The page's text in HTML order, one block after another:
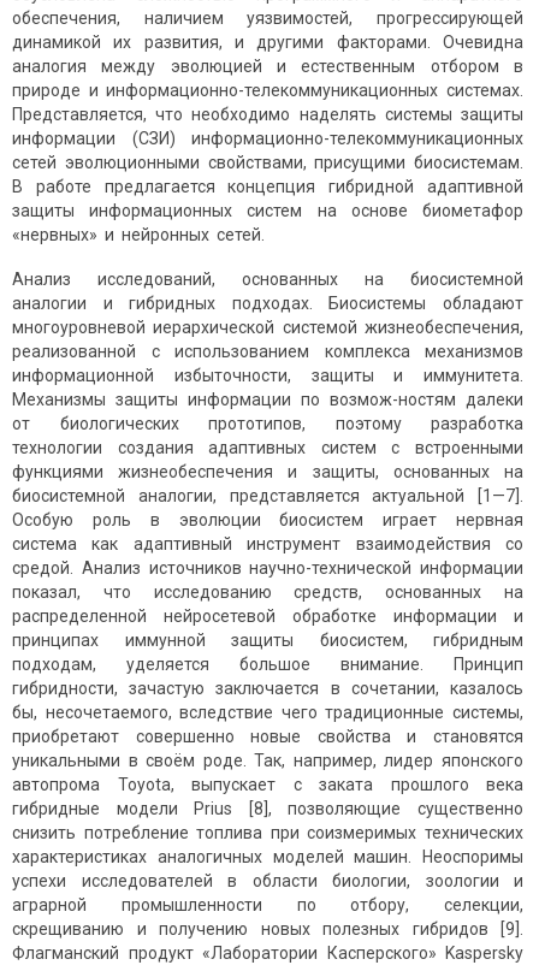
обеспечения, наличием уязвимостей, прогрессирующей
динамикой их развития, и другими факторами. Очевидна
аналогия между эволюцией и естественным отбором в
природе и информационно-телеком­муникационных системах.
Представляется, что необходимо наделять системы защиты
информации (СЗИ) информационно-телеком­муникационных
сетей эволюционными свойствами, присущими биосистемам.
В работе предлагается концепция гибридной адаптивной
защиты информационных систем на основе биометафор
«нервных» и нейронных сетей.
Анализ исследований, основанных на биосистемной
аналогии и гибридных подходах. Биосистемы обладают
многоуровневой иерархической системой жизнеобеспечения,
реализованной с исполь­зованием комплекса механизмов
информационной избыточности, защиты и иммунитета.
Механизмы защиты информации по возмож-ностям далеки
от биологических прототипов, поэтому разработка
технологии создания адаптивных систем с встроенными
функциями жизнеобеспечения и защиты, основанных на
биосистемной аналогии, представляется актуальной [1—7].
Особую роль в эволюции биосистем играет нервная
система как адаптивный инструмент взаимодействия со
средой. Анализ источников научно-технической информации
показал, что исследованию средств, основанных на
распределенной нейросетевой обработке информации и
принципах иммунной защиты биосистем, гибридным
подходам, уделяется большое внимание. Принцип
гибридности, зачастую заключается в сочетании, казалось
бы, несочетаемого, вследствие чего традиционные системы,
приобретают совершенно новые свойства и становятся
уникальными в своём роде. Так, например, лидер японского
автопрома Toyota, выпускает с заката прошлого века
гибридные модели Prius [8], позволяющие существенно
снизить потребление топлива при соизме­римых технических
характеристиках аналогичных моделей машин. Неоспоримы
успехи исследователей в области биологии, зоологии и
аграрной промышленности по отбору, селекции,
скрещиванию и получению новых полезных гибридов [9].
Флагманский продукт «Лаборатории Касперского» Kaspersky